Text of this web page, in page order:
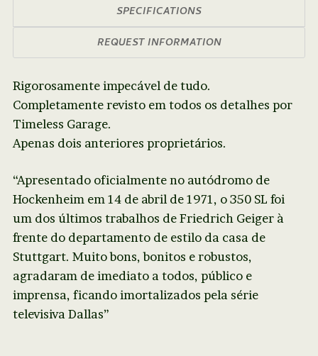
SPECIFICATIONS
REQUEST INFORMATION
Rigorosamente impecável de tudo.
Completamente revisto em todos os detalhes por
Timeless Garage.
Apenas dois anteriores proprietários.
“Apresentado oficialmente no autódromo de
Hockenheim em 14 de abril de 1971, o 350 SL foi
um dos últimos trabalhos de Friedrich Geiger à
frente do departamento de estilo da casa de
Stuttgart. Muito bons, bonitos e robustos,
agradaram de imediato a todos, público e
imprensa, ficando imortalizados pela série
televisiva Dallas”